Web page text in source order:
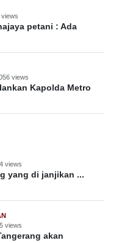
views
petani : Ada
views
Kapolda Metro
views
yang di janjikan ...
views
akan